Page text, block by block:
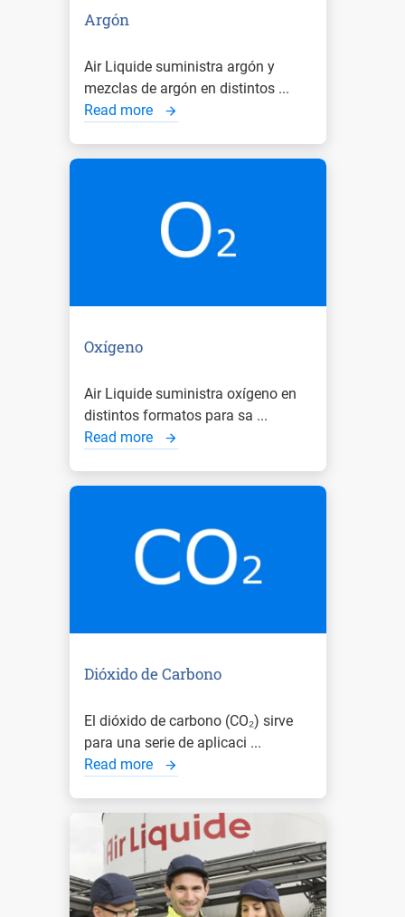
Argón
Air Liquide suministra argón y
mezclas de argón en distintos ...
Read more
Oxígeno
Air Liquide suministra oxígeno en
distintos formatos para sa ...
Read more
Dióxido de Carbono
El dióxido de carbono (CO₂) sirve
para una serie de aplicaci ...
Read more